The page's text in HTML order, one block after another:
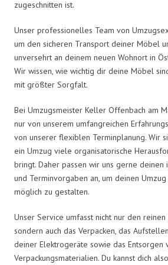
zugeschnitten ist.
Unser professionelles Team von
um den sicheren Transport deiner Möbel
unversehrt an deinem neuen Wohnort in
Wir wissen, wie wichtig dir deine Möbel
mit größter Sorgfalt.
Bei Umzugsmeister Keller Offenbach am
nur von unserem umfangreichen
von unserer flexiblen Terminplanung. Wir
ein Umzug viele organisatorische
bringt. Daher passen wir uns gerne deinen
und Terminvorgaben an, um deinen
möglich zu gestalten.
Unser Service umfasst nicht nur den
sondern auch das Verpacken, das
deiner Elektrogeräte sowie das Entsorgen
Verpackungsmaterialien. Du kannst dich